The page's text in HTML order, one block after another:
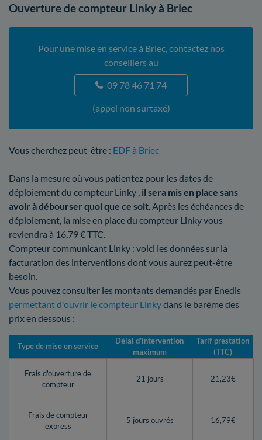
Ouverture de compteur Linky à Briec
Pour une mise en service à Briec, contactez nos
conseillers au
09 78 46 71 74
(appel non surtaxé)
Vous cherchez peut-être : EDF à Briec
Dans la mesure où vous patientez pour les dates de
déploiement du compteur Linky , il sera mis en place sans
avoir à débourser quoi que ce soit. Après les échéances de
déploiement, la mise en place du compteur Linky vous
reviendra à 16,79 € TTC.
Compteur communicant Linky : voici les données sur la
facturation des interventions dont vous aurez peut-être
besoin.
Vous pouvez consulter les montants demandés par Enedis
permettant d'ouvrir le compteur Linkydans le barème des
prix en dessous :
Type de mise en service
Délai d’intervention
maximum
Tarif prestation
(TTC)
Frais d'ouverture de
compteur
21 jours 21,23€
Frais de compteur
express
5 jours ouvrés 16,79€